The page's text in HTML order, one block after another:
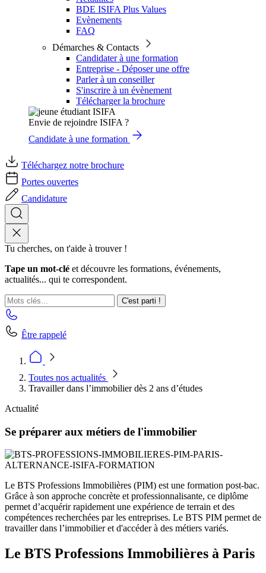
BDE ISIFA Plus Values
Evènements
FAQ
Démarches & Contacts
Candidater à une formation
Entreprise - Déposer une offre
Parler à un conseiller
S'inscrire à un évènement
Télécharger la brochure
Envie de rejoindre ISIFA ?
Candidate à une formation
Téléchargez notre brochure
Portes ouvertes
Candidature
Tu cherches, on t'aide à trouver !
Tape un mot-clé et découvre les formations, événements,
actualités... qui te correspondent.
C'est parti !
Être rappelé
Toutes nos actualités
Travailler dans l’immobilier dès 2 ans d’études
Actualité
Se préparer aux métiers de l'immobilier
Le BTS Professions Immobilières (PIM) est une formation post-bac.
Grâce à son approche concrète et professionnalisante, ce diplôme
permet d’acquérir rapidement une expérience de terrain et des
compétences recherchées par les entreprises. Le BTS PIM permet de
travailler dans l’immobilier et d'accéder à des métiers variés.
Le BTS Professions Immobilières à Paris